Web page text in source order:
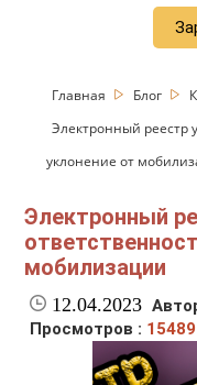
Главная Блог
Электронный реестр
уклонение от
Электронный
мобилизации
12.04.2023
Просмотров : 15489